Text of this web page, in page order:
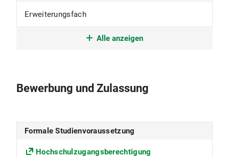
Erweiterungsfach
Studiensprache
Alle anzeigen
Bewerbung und Zulassung
Formale Studienvoraussetzung
Hochschulzugangsberechtigung